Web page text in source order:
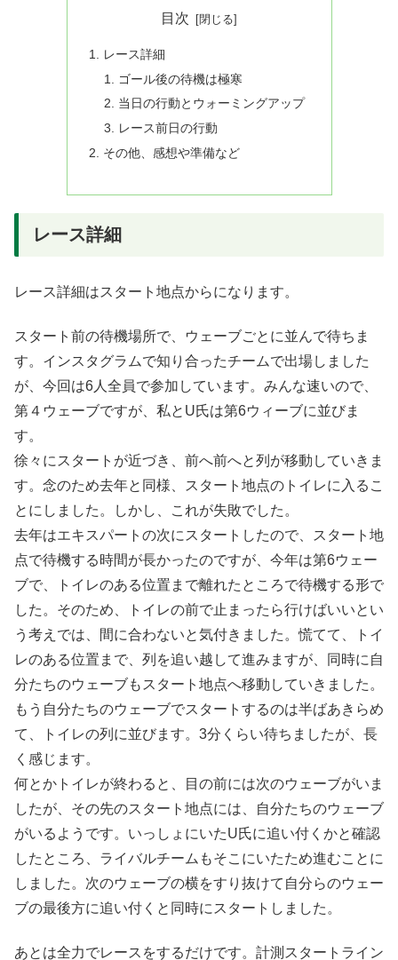
目次
レース詳細
ゴール後の待機は極寒
当日の行動とウォーミングアップ
レース前日の行動
その他、感想や準備など
レース詳細
レース詳細はスタート地点からになります。
スタート前の待機場所で、ウェーブごとに並んで待ちま
す。インスタグラムで知り合ったチームで出場しました
が、今回は6人全員で参加しています。みんな速いので、
第４ウェーブですが、私とU氏は第6ウィーブに並びま
す。
徐々にスタートが近づき、前へ前へと列が移動していきま
す。念のため去年と同様、スタート地点のトイレに入るこ
とにしました。しかし、これが失敗でした。
去年はエキスパートの次にスタートしたので、スタート地
点で待機する時間が長かったのですが、今年は第6ウェー
ブで、トイレのある位置まで離れたところで待機する形で
した。そのため、トイレの前で止まったら行けばいいとい
う考えでは、間に合わないと気付きました。慌てて、トイ
レのある位置まで、列を追い越して進みますが、同時に自
分たちのウェーブもスタート地点へ移動していきました。
もう自分たちのウェーブでスタートするのは半ばあきらめ
て、トイレの列に並びます。3分くらい待ちましたが、長
く感じます。
何とかトイレが終わると、目の前には次のウェーブがいま
したが、その先のスタート地点には、自分たちのウェーブ
がいるようです。いっしょにいたU氏に追い付くかと確認
したところ、ライバルチームもそこにいたため進むことに
しました。次のウェーブの横をすり抜けて自分らのウェー
ブの最後方に追い付くと同時にスタートしました。
あとは全力でレースをするだけです。計測スタートライン